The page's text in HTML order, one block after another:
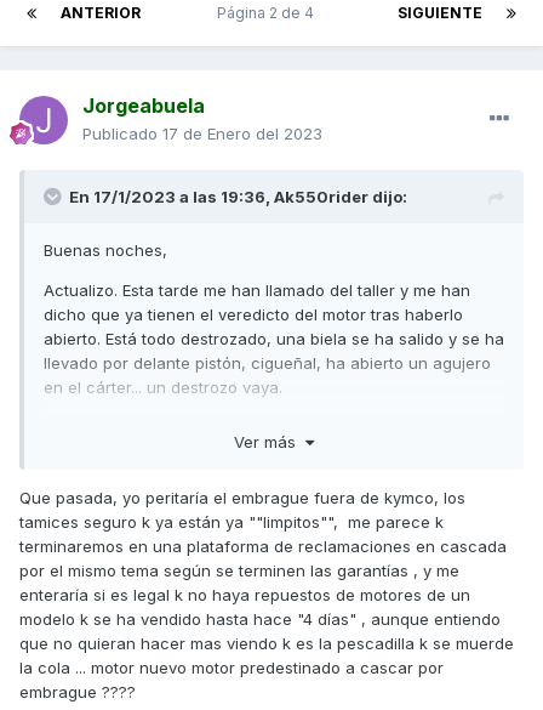
ANTERIOR SIGUIENTE
Página 2 de 4
Jorgeabuela
Publicado 17 de Enero del 2023
En 17/1/2023 a las 19:36, Ak550rider dijo:
Buenas noches,
Actualizo. Esta tarde me han llamado del taller y me han
dicho que ya tienen el veredicto del motor tras haberlo
abierto. Está todo destrozado, una biela se ha salido y se ha
llevado por delante pistón, cigueñal, ha abierto un agujero
en el cárter... un destrozo vaya.
cambiar el motor por otro nuevo, y ya que Kymco no tiene
prácticamente el motor entero a piezas. Una locura vaya.
No me han dicho presupuesto aun, lo tendré el jueves. Pero
es totalmente inasumible.
Les he preguntado el por qué de esta avería, no saben o no
quieren decírmelo. Les he pedido que por favor vuelvan a
hablar con Kymco España ya que esto es algo muy serio,
me dicen que es absurdo porque ya dieron su respuesta la
otra vez.
Ver más
Que pasada, yo peritaría el embrague fuera de kymco, los
tamices seguro k ya están ya ""limpitos"", me parece k
terminaremos en una plataforma de reclamaciones en cascada
por el mismo tema según se terminen las garantías , y me
enteraría si es legal k no haya repuestos de motores de un
modelo k se ha vendido hasta hace "4 días" , aunque entiendo
que no quieran hacer mas viendo k es la pescadilla k se muerde
la cola ... motor nuevo motor predestinado a cascar por
embrague ????